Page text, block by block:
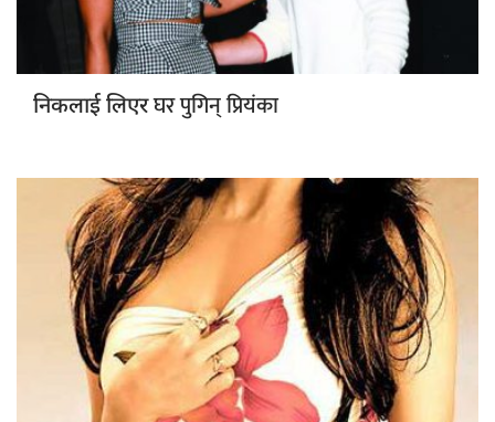
निकलाई लिएरघर पुगिन् प्रियंका